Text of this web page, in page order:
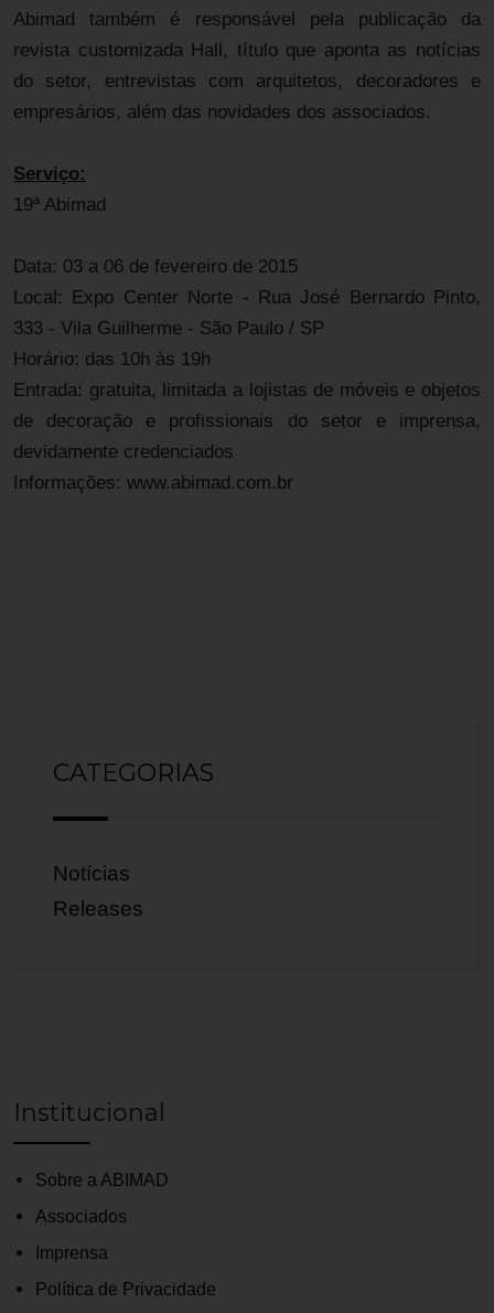
Abimad também é responsável pela publicação da
revista customizada Hall, título que aponta as notícias
do setor, entrevistas com arquitetos, decoradores e
empresários, além das novidades dos associados.
Serviço:
19ª Abimad
Data: 03 a 06 de fevereiro de 2015
Local: Expo Center Norte - Rua José Bernardo Pinto,
333 - Vila Guilherme - São Paulo / SP
Horário: das 10h às 19h
Entrada: gratuita, limitada a lojistas de móveis e objetos
de decoração e profissionais do setor e imprensa,
devidamente credenciados
Informações: www.abimad.com.br
CATEGORIAS
Notícias
Releases
Institucional
Sobre a ABIMAD
Associados
Imprensa
Política de Privacidade